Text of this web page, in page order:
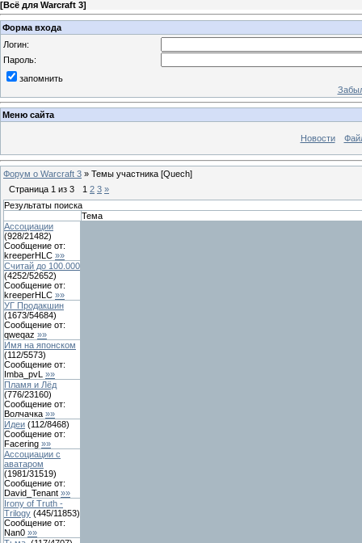
[Всё для Warcraft 3]
Форма входа
Логин:
Пароль:
запомнить
Меню сайта
Новости
Форум о Warcraft 3 » Темы участника [Quech]
Страница 1 из 3 1 2 3 »
Результаты поиска
Тема
Ассоциации
(928/21482)
Сообщение от:
kreeperHLC »»
Считай до 100.000
(4252/52652)
Сообщение от:
kreeperHLC »»
УГ Продакшин
(1673/54684)
Сообщение от:
qweqaz »»
Имя на японском
(112/5573)
Сообщение от:
Imba_pvL »»
Пламя и Лёд
(776/23160)
Сообщение от:
Волчачка »»
Идеи (112/8468)
Сообщение от:
Facering »»
Ассоциации с
аватаром
(1981/31519)
Сообщение от:
David_Tenant »»
Irony of Truth -
Trilogy (445/11853)
Сообщение от:
Nan0 »»